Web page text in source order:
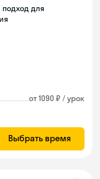
подход для
от 1090 ₽ / урок
Выбрать время